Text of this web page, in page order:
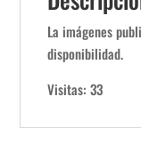
La imágenes
disponibilidad.
Visitas: 33